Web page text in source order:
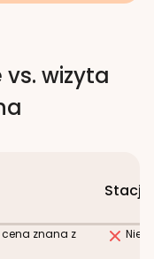
wizyta
cena znana z